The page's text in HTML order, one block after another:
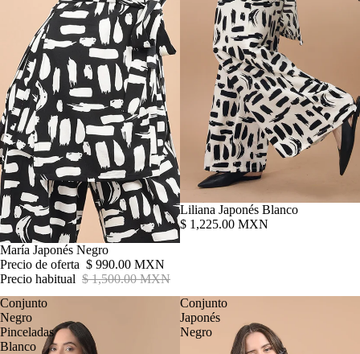
SALE!
Oferta
María Japonés Negro
Precio de oferta $ 990.00 MXN
Precio habitual $ 1,500.00 MXN
Agotado
Liliana Japonés Blanco
$ 1,225.00 MXN
Conjunto
Negro
Pinceladas
Blanco
Conjunto
Japonés
Negro